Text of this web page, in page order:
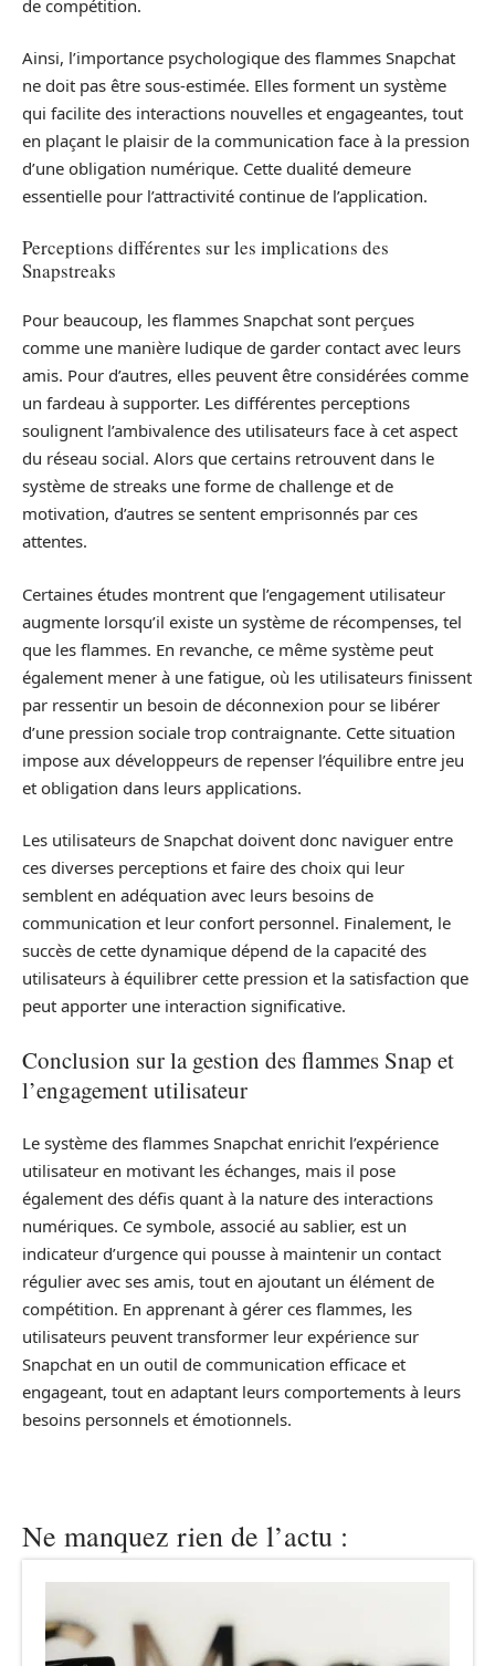
de compétition.
Ainsi, l’importance psychologique des flammes Snapchat
ne doit pas être sous-estimée. Elles forment un système
qui facilite des interactions nouvelles et engageantes, tout
en plaçant le plaisir de la communication face à la pression
d’une obligation numérique. Cette dualité demeure
essentielle pour l’attractivité continue de l’application.
Perceptions différentes sur les implications des
Snapstreaks
Pour beaucoup, les flammes Snapchat sont perçues
comme une manière ludique de garder contact avec leurs
amis. Pour d’autres, elles peuvent être considérées comme
un fardeau à supporter. Les différentes perceptions
soulignent l’ambivalence des utilisateurs face à cet aspect
du réseau social. Alors que certains retrouvent dans le
système de streaks une forme de challenge et de
motivation, d’autres se sentent emprisonnés par ces
attentes.
Certaines études montrent que l’engagement utilisateur
augmente lorsqu’il existe un système de récompenses, tel
que les flammes. En revanche, ce même système peut
également mener à une fatigue, où les utilisateurs finissent
par ressentir un besoin de déconnexion pour se libérer
d’une pression sociale trop contraignante. Cette situation
impose aux développeurs de repenser l’équilibre entre jeu
et obligation dans leurs applications.
Les utilisateurs de Snapchat doivent donc naviguer entre
ces diverses perceptions et faire des choix qui leur
semblent en adéquation avec leurs besoins de
communication et leur confort personnel. Finalement, le
succès de cette dynamique dépend de la capacité des
utilisateurs à équilibrer cette pression et la satisfaction que
peut apporter une interaction significative.
Conclusion sur la gestion des flammes Snap et
l’engagement utilisateur
Le système des flammes Snapchat enrichit l’expérience
utilisateur en motivant les échanges, mais il pose
également des défis quant à la nature des interactions
numériques. Ce symbole, associé au sablier, est un
indicateur d’urgence qui pousse à maintenir un contact
régulier avec ses amis, tout en ajoutant un élément de
compétition. En apprenant à gérer ces flammes, les
utilisateurs peuvent transformer leur expérience sur
Snapchat en un outil de communication efficace et
engageant, tout en adaptant leurs comportements à leurs
besoins personnels et émotionnels.
Ne manquez rien de l’actu :